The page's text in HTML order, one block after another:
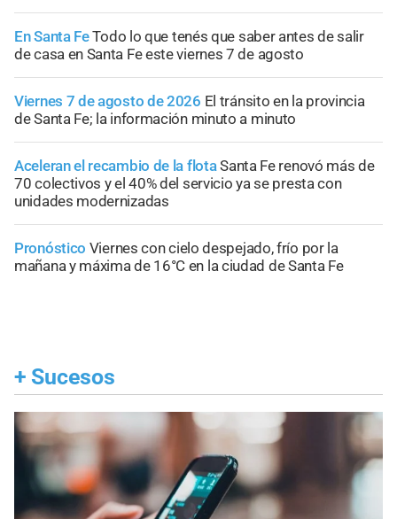
En Santa FeTodo lo que tenés que saber antes de salir
de casa en Santa Fe este viernes 7 de agosto
Viernes 7 de agosto de 2026 El tránsito en la provincia
de Santa Fe; la información minuto a minuto
Aceleran el recambio de la flotaSanta Fe renovó más de
70 colectivos y el 40% del servicio ya se presta con
unidades modernizadas
Pronóstico Viernes con cielo despejado, frío por la
mañana y máxima de 16°C en la ciudad de Santa Fe
+ Sucesos